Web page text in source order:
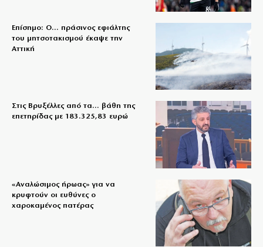
Επίσημο: Ο… πράσινος εφιάλτης
του μητσοτακισμού έκαψε την
Αττική
Στις Βρυξέλλες από τα… βάθη της
επετηρίδας με 183.325,83 ευρώ
«Aναλώσιμος ήρωας» για να
κρυφτούν οι ευθύνες ο
χαροκαμένος πατέρας